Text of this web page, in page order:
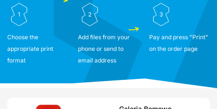
1
Choose the
appropriate print
format
2
Add files from your
phone or send to
email address
3
Pay and press "Print"
on the order page